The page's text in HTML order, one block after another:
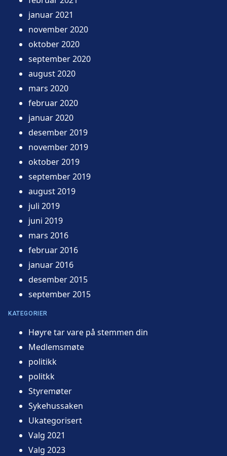
januar 2021
november 2020
oktober 2020
september 2020
august 2020
mars 2020
februar 2020
januar 2020
desember 2019
november 2019
oktober 2019
september 2019
august 2019
juli 2019
juni 2019
mars 2016
februar 2016
januar 2016
desember 2015
september 2015
KATEGORIER
Høyre tar vare på stemmen din
Medlemsmøte
politikk
politkk
Styremøter
Sykehussaken
Ukategorisert
Valg 2021
Valg 2023